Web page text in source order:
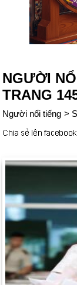
NGƯỜI
TRANG
Người nổi tiếng >